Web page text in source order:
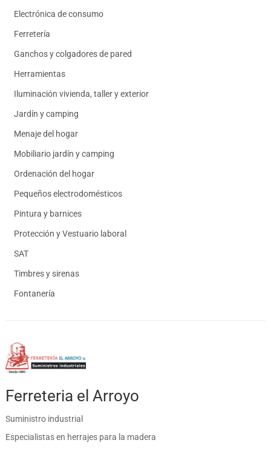
Electrónica de consumo
Ferretería
Ganchos y colgadores de pared
Herramientas
Iluminación vivienda, taller y exterior
Jardín y camping
Menaje del hogar
Mobiliario jardín y camping
Ordenación del hogar
Pequeños electrodomésticos
Pintura y barnices
Protección y Vestuario laboral
SAT
Timbres y sirenas
Fontanería
Ferreteria el Arroyo
Suministro industrial
Especialistas en herrajes para la madera